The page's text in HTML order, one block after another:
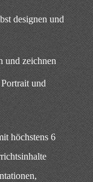
designen und
und zeichnen
und
höchstens 6